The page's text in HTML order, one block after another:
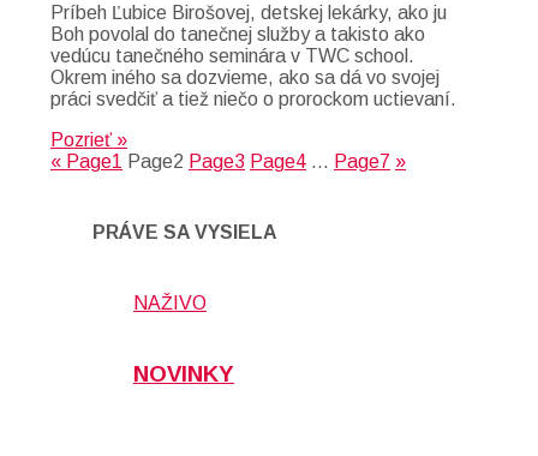
Príbeh Ľubice Birošovej, detskej lekárky, ako ju
Boh povolal do tanečnej služby a takisto ako
vedúcu tanečného seminára v TWC school.
Okrem iného sa dozvieme, ako sa dá vo svojej
práci svedčiť a tiež niečo o prorockom uctievaní.
Pozrieť »
« Page1 Page2 Page3 Page4 … Page7 »
PRÁVE SA VYSIELA
NAŽIVO
NOVINKY